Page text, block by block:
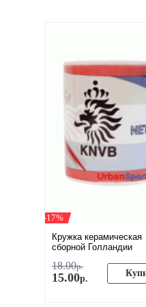
-17%
Кружка керамическая
сборной Голландии
18.00р.
15.00р.